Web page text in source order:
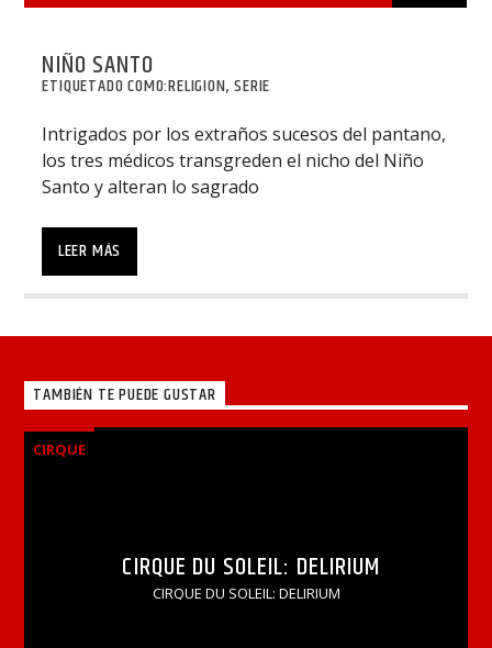
NIÑO SANTO
ETIQUETADO COMO:RELIGION,SERIE
Intrigados por los extraños sucesos del pantano,
los tres médicos transgreden el nicho del Niño
Santo y alteran lo sagrado
unitedskateschools
sagrado
LEER MÁS
TAMBIÉN TE PUEDE GUSTAR
CIRQUE
CIRQUE DU SOLEIL: DELIRIUM
CIRQUE DU SOLEIL: DELIRIUM